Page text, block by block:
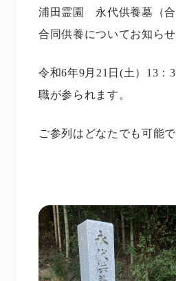
浦田霊園 永代供養墓（
合同供養についてお知らせ
令和6年9月21日(土）13
職が参られます。
ご参列はどなたでも可能で